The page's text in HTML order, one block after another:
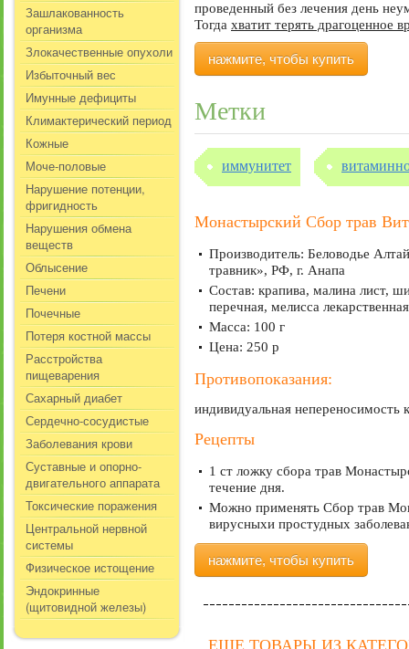
Зашлакованность
организма
Злокачественные опухоли
Избыточный вес
Имунные дефициты
Климактерический период
Кожные
Моче-половые
Нарушение потенции,
фригидность
Нарушения обмена
веществ
Облысение
Печени
Почечные
Потеря костной массы
Расстройства
пищеварения
Сахарный диабет
Сердечно-сосудистые
Заболевания крови
Суставные и опорно-
двигательного аппарата
Токсические поражения
Центральной нервной
системы
Физическое истощение
Эндокринные
(щитовидной железы)
проведенный без лечения день
Тогда хватит терять драгоценное
нажмите, чтобы купить
Метки
иммунитет
Монастырский Сбор трав
Производитель: Беловодье
травник», РФ, г. Анапа
Состав: крапива, малина лист,
перечная, мелисса
Масса: 100 г
Цена: 250 р
Противопоказания:
индивидуальная непереносимость
Рецепты
1 ст ложку сбора трав
течение дня.
Можно применять Сбор трав
вирусныхи простудных
нажмите, чтобы купить
ЕЩЕ ТОВАРЫ ИЗ